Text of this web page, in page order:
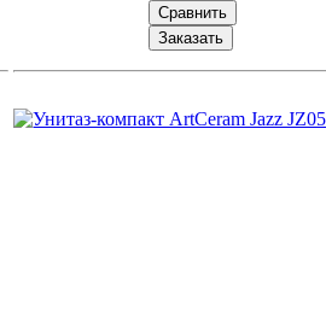
Сравнить
Заказать